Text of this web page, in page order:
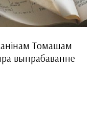
Томашам
выпрабаванне